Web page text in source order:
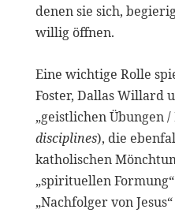
denen sie sich,
willig öffnen.
Eine wichtige Rolle
Foster, Dallas Willard
„geistlichen Übungen
disciplines), die
katholischen
„spirituellen
„Nachfolger von